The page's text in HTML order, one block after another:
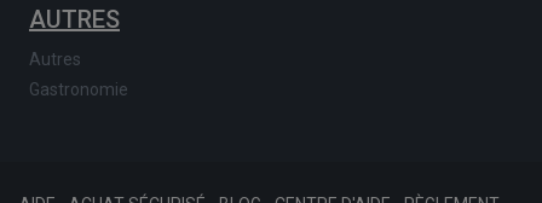
AUTRES
Autres
Gastronomie